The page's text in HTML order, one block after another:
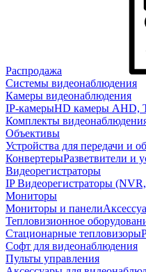
Распродажа
Системы видеонаблюдения
Камеры видеонаблюдения
IP-камерыHD камеры AHD,
Комплекты
Объективы
Устройства для передачи и
КонвертерыРазветвители и
Видеорегистраторы
IP Видеорегистраторы
Мониторы
Мониторы и панели
Тепловизионное
Стационарные тепловизоры
Софт для видеонаблюдения
Пульты управления